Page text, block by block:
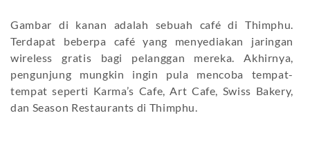
Gambar di kanan adalah sebuah café di Thimphu.
Terdapat beberpa café yang menyediakan jaringan
wireless gratis bagi pelanggan mereka. Akhirnya,
pengunjung mungkin ingin pula mencoba tempat-
tempat seperti Karma’s Cafe, Art Cafe, Swiss Bakery,
dan Season Restaurants di Thimphu.